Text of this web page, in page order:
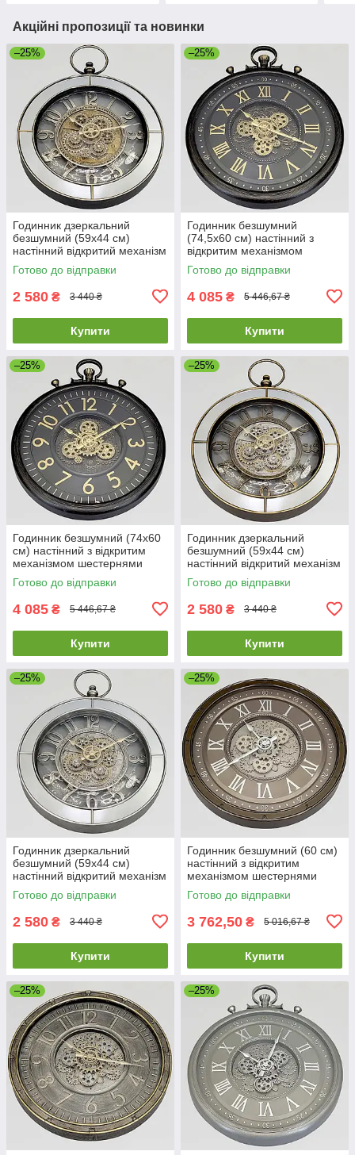
Акційні пропозиції та новинки
–25%
Годинник дзеркальний
безшумний (59х44 см)
настінний відкритий механізм
шестерні колещатками
скелетон ретро вінтаж під
Готово до відправки
2 580 ₴ 3 440 ₴
Купити
–25%
Годинник безшумний
(74,5х60 см) настінний з
відкритим механізмом
шестернями колещатками
скелетон ретро вінтаж під
Готово до відправки
4 085 ₴ 5 446,67 ₴
Купити
–25%
Годинник безшумний (74х60
см) настінний з відкритим
механізмом шестернями
колещатками скелетон ретро
вінтаж під старину OV-0128
Готово до відправки
4 085 ₴ 5 446,67 ₴
Купити
–25%
Годинник дзеркальний
безшумний (59х44 см)
настінний відкритий механізм
шестернями колещатками
скелетон ретро вінтаж під
Готово до відправки
2 580 ₴ 3 440 ₴
Купити
–25%
Годинник дзеркальний
безшумний (59х44 см)
настінний відкритий механізм
шестернями колещатками
скелетон ретро вінтаж під
Готово до відправки
2 580 ₴ 3 440 ₴
Купити
–25%
Годинник безшумний (60 см)
настінний з відкритим
механізмом шестернями
колещатками скелетон ретро
вінтаж під старину OV-0129
Готово до відправки
3 762,50 ₴ 5 016,67 ₴
Купити
–25% –25%